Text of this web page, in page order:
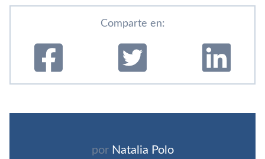
Comparte en:
por Natalia Polo